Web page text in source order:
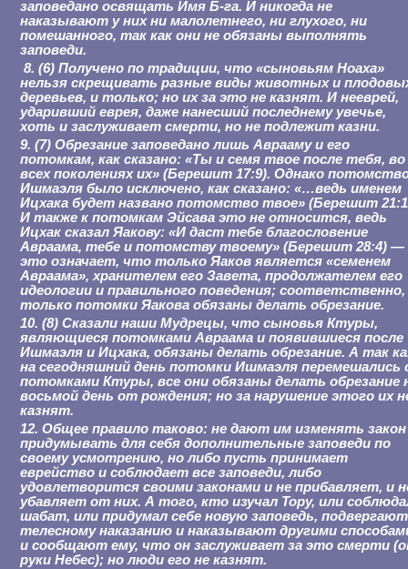
заповедано освящать Имя Б-га. И никогда не
наказывают у них ни малолетнего, ни глухого, ни
помешанного, так как они не обязаны выполнять
заповеди.
8. (6) Получено по традиции, что «сыновьям Ноаха»
нельзя скрещивать разные виды животных и
деревьев, и только; но их за это не казнят. И нееврей,
ударивший еврея, даже нанесший последнему увечье,
хоть и заслуживает смерти, но не подлежит казни.
9. (7) Обрезание заповедано лишь Аврааму и его
потомкам, как сказано: «Ты и семя твое после тебя, во
всех поколениях их» (Берешит 17:9). Однако
Ишмаэля было исключено, как сказано: «…ведь именем
Ицхака будет названо потомство твое» (Берешит
И также к потомкам Эйсава это не относится, ведь
Ицхак сказал Яакову: «И даст тебе благословение
Авраама, тебе и потомству твоему» (Берешит 28:4) —
это означает, что только Яаков является «семенем
Авраама», хранителем его Завета, продолжателем его
идеологии и правильного поведения; соответственно,
только потомки Яакова обязаны делать обрезание.
10. (8) Сказали наши Мудрецы, что сыновья Ктуры,
являющиеся потомками Авраама и появившиеся после
Ишмаэля и Ицхака, обязаны делать обрезание. А так
на сегодняшний день потомки Ишмаэля перемешались
потомками Ктуры, все они обязаны делать обрезание
восьмой день от рождения; но за нарушение этого их
казнят.
12. Общее правило таково: не дают им изменять
придумывать для себя дополнительные заповеди по
своему усмотрению, но либо пусть принимает
еврейство и соблюдает все заповеди, либо
удовлетворится своими законами и не прибавляет, и
убавляет от них. А того, кто изучал Тору, или
шабат, или придумал себе новую заповедь, подвергают
телесному наказанию и наказывают другими
и сообщают ему, что он заслуживает за это смерти
руки Небес); но люди его не казнят.